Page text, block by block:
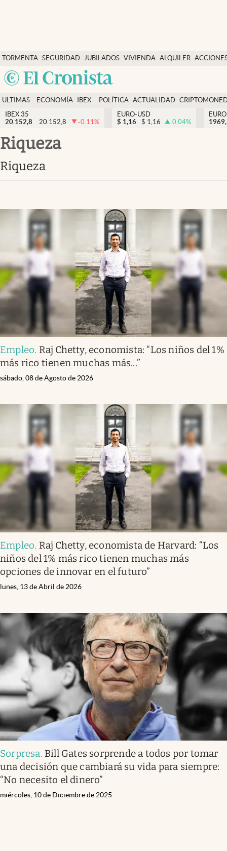
TORMENTA SEGURIDAD
SOCIAL
JUBILADOS VIVIENDA ALQUILER
Economía y finanzas
Política
Actualidad
Criptomonedas
España
ULTIMAS
NOTICIAS
ECONOMÍA
FINANZAS
IBEX
EURO
POLÍTICA ACTUALIDAD
IBEX 35
20.152,8
20.152,8 -0.11%
EURO-USD
$ 1,16 $ 1,16 0.04%
riqueza
riqueza
Empleo. Raj Chetty, economista: “Los niños del 1%
más rico tienen muchas más...”
sábado, 08 de Agosto de 2026
Empleo. Raj Chetty, economista de Harvard: “Los
niños del 1% más rico tienen muchas más
opciones de innovar en el futuro”
lunes, 13 de Abril de 2026
Sorpresa. Bill Gates sorprende a todos por tomar
una decisión que cambiará su vida para siempre:
“No necesito el dinero”
miércoles, 10 de Diciembre de 2025